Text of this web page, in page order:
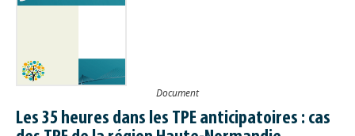
Document
Les 35 heures dans les TPE anticipatoires : cas